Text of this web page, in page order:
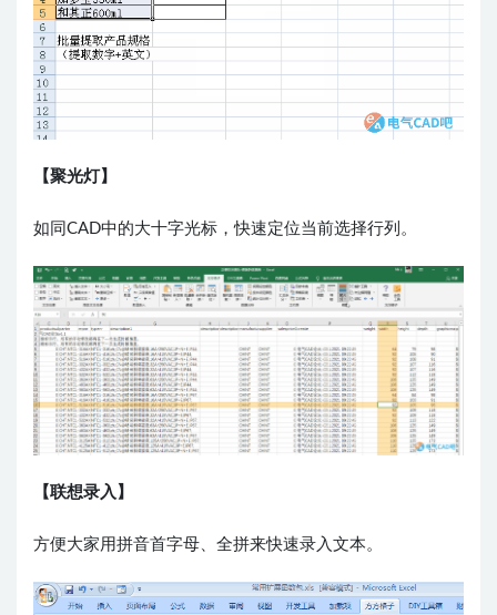
【聚光灯】
如同CAD中的大十字光标，快速定位当前选择行列。
【联想录入】
方便大家用拼音首字母、全拼来快速录入文本。